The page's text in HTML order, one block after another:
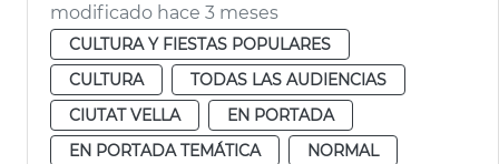
modificado hace 3 meses
CULTURA Y FIESTAS POPULARES
CULTURA
TODAS LAS AUDIENCIAS
CIUTAT VELLA
EN PORTADA
EN PORTADA TEMÁTICA
NORMAL